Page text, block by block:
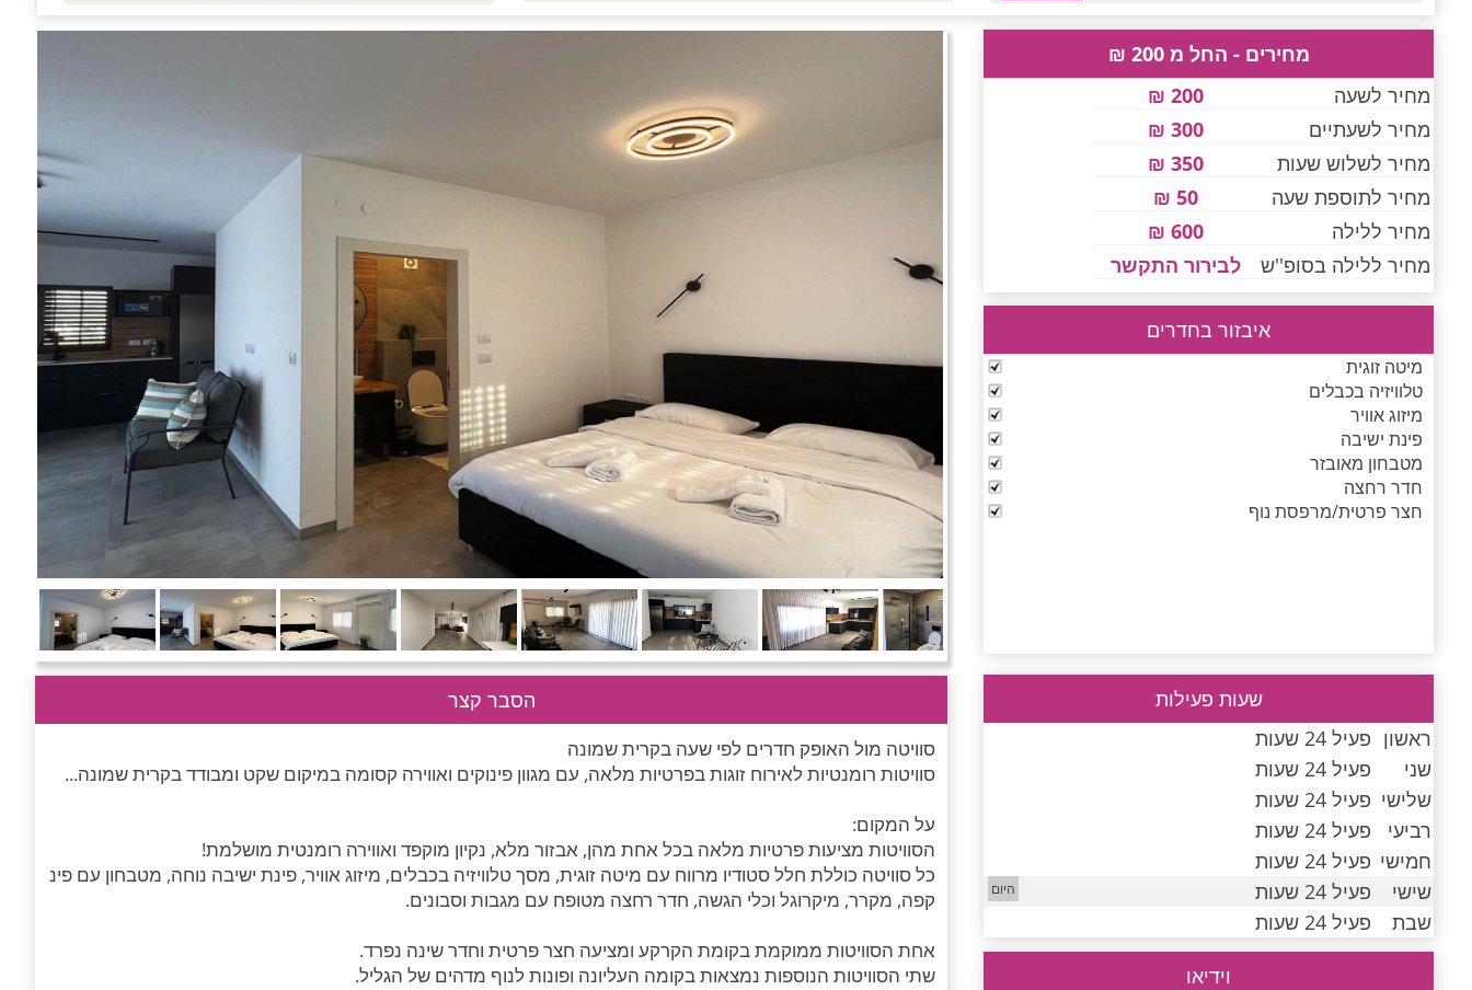
טוען תמונות.....
מחירים - החל מ 200 ₪
מחיר לשעה
200 ₪
מחיר לשעתיים
300 ₪
מחיר לשלוש שעות
350 ₪
מחיר לתוספת שעה
50 ₪
מחיר ללילה
600 ₪
מחיר ללילה בסופ''ש
לבירור התקשר
איבזור בחדרים
מיטה זוגית
טלוויזיה בכבלים
מיזוג אוויר
פינת ישיבה
מטבחון מאובזר
חדר רחצה
חצר פרטית/מרפסת נוף
שעות פעילות
ראשון פעיל 24 שעות
שני
פעיל 24 שעות
שלישי פעיל 24 שעות
רביעי
פעיל 24 שעות
חמישי פעיל 24 שעות
שישי
פעיל 24 שעות
שבת
פעיל 24 שעות
הסבר קצר
סוויטה מול האופק חדרים לפי שעה בקרית שמונה
סוויטות רומנטיות לאירוח זוגות בפרטיות מלאה, עם מגוון פינוקים ואווירה קסומה במיקום שקט ומבודד בקרית שמונה...
על המקום:
הסוויטות מציעות פרטיות מלאה בכל אחת מהן, אבזור מלא, נקיון מוקפד ואווירה רומנטית מושלמת!
כל סוויטה כוללת חלל סטודיו מרווח עם מיטה זוגית, מסך טלוויזיה בכבלים, מיזוג אוויר, פינת ישיבה נוחה, מטבחון עם פינ
קפה, מקרר, מיקרוגל וכלי הגשה, חדר רחצה מטופח עם מגבות וסבונים.
אחת הסוויטות ממוקמת בקומת הקרקע ומציעה חצר פרטית וחדר שינה נפרד.
שתי הסוויטות הנוספות נמצאות בקומה העליונה ופונות לנוף מדהים של הגליל.
וידיאו